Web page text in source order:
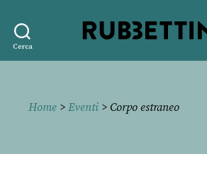
Cerca
editore
Home > Eventi > Corpo estraneo